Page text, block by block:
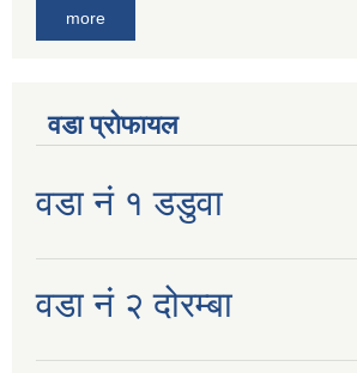
more
वडा प्रोफायल
वडा नं १ डडुवा
वडा नं २ दोरम्बा